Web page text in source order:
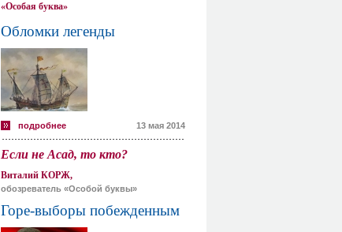
«Особая буква»
Обломки легенды
подробнее 13 мая 2014
Если не Асад, то кто?
Виталий КОРЖ,
обозреватель «Особой буквы»
Горе-выборы побежденным